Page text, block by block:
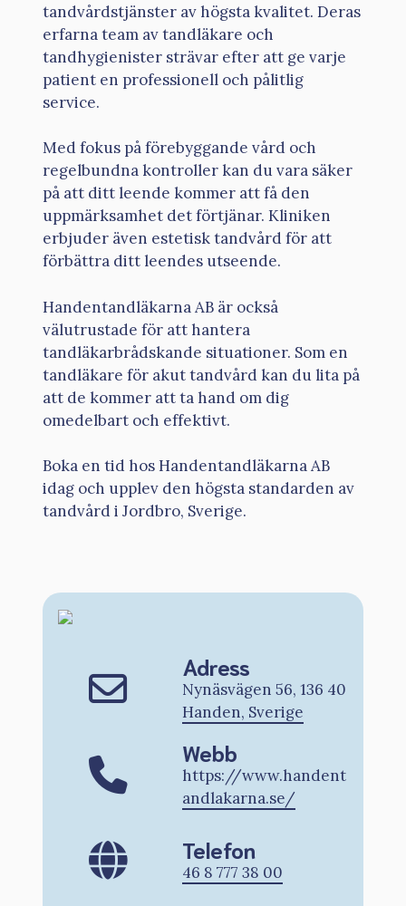
tandvårdstjänster av högsta kvalitet. Deras
erfarna team av tandläkare och
tandhygienister strävar efter att ge varje
patient en professionell och pålitlig
service.
Med fokus på förebyggande vård och
regelbundna kontroller kan du vara säker
på att ditt leende kommer att få den
uppmärksamhet det förtjänar. Kliniken
erbjuder även estetisk tandvård för att
förbättra ditt leendes utseende.
Handentandläkarna AB är också
välutrustade för att hantera
tandläkarbrådskande situationer. Som en
tandläkare för akut tandvård kan du lita på
att de kommer att ta hand om dig
omedelbart och effektivt.
Boka en tid hos Handentandläkarna AB
idag och upplev den högsta standarden av
tandvård i Jordbro, Sverige.
Adress
Nynäsvägen 56, 136 40
Handen, Sverige
Webb
https://www.handent
andlakarna.se/
Telefon
46 8 777 38 00